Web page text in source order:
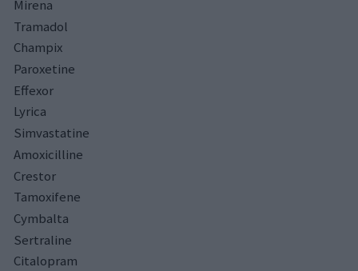
Mirena
Tramadol
Champix
Paroxetine
Effexor
Lyrica
Simvastatine
Amoxicilline
Crestor
Tamoxifene
Cymbalta
Sertraline
Citalopram